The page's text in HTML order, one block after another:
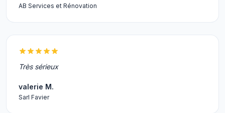
AB Services et Rénovation
Très sérieux
valerie M.
Sarl Favier